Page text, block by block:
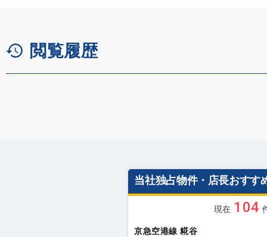
閲覧履歴
当社独占物件・店長おすす
現在 104
京急空港線 糀谷